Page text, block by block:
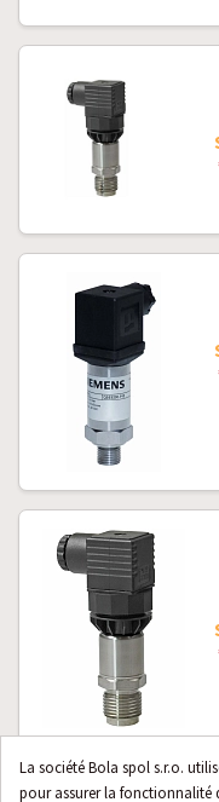
La société Bola spol s.r.o.
pour assurer la fonctionnalité